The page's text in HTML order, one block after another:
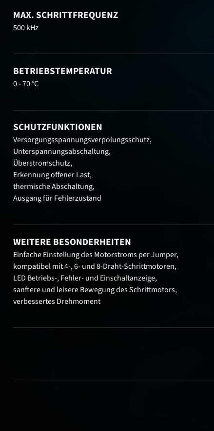
MAX. SCHRITTFREQUENZ
500 kHz
BETRIEBSTEMPERATUR
0 - 70 °C
SCHUTZFUNKTIONEN
Versorgungsspannungsverpolungsschutz,
Unterspannungsabschaltung,
Überstromschutz,
Erkennung offener Last,
thermische Abschaltung,
Ausgang für Fehlerzustand
WEITERE BESONDERHEITEN
Einfache Einstellung des Motorstroms per Jumper,
kompatibel mit 4-, 6- und 8-Draht-Schrittmotoren,
LED Betriebs-, Fehler- und Einschaltanzeige,
sanftere und leisere Bewegung des Schrittmotors,
verbessertes Drehmoment